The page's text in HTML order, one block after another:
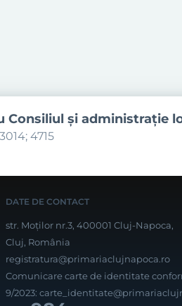
Consiliul şi administraţie
4715
DATE DE CONTACT
str. Moților nr.3, 400001 Cluj-Napoca,
Cluj, România
registratura@primariaclujnapoca.ro
Comunicare carte de identitate
9/2023: